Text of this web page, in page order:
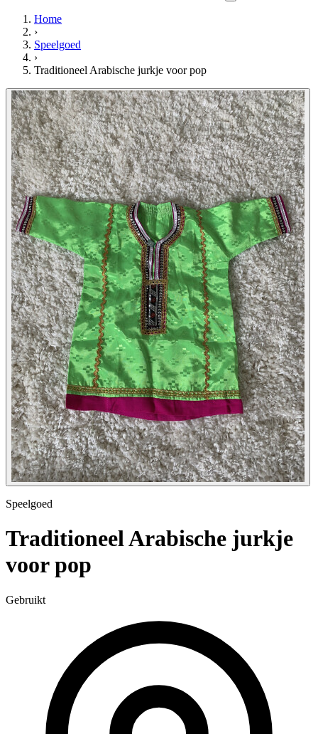
Home
›
Speelgoed
›
Traditioneel Arabische jurkje voor pop
Speelgoed
Traditioneel Arabische jurkje
voor pop
Gebruikt